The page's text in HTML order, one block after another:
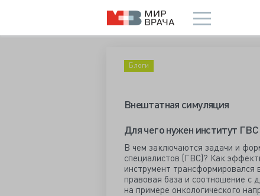
Блоги
Внештатная симуляция
Для чего нужен институт ГВС
В чем заключаются задачи и
специалистов (ГВС)? Как
инструмент
правовая база и соотношение с
на примере онкологического